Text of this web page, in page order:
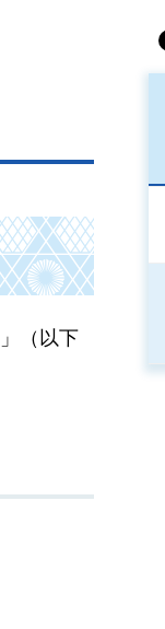
（以下